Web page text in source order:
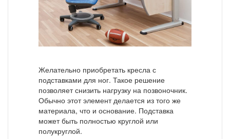
Желательно приобретать кресла с
подставками для ног. Такое решение
позволяет снизить нагрузку на позвоночник.
Обычно этот элемент делается из того же
материала, что и основание. Подставка
может быть полностью круглой или
полукруглой.